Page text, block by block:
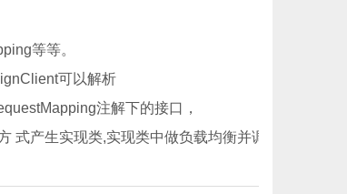
等等。
可以解析
注解下的接口，
式产生实现类,实现类中做负载均衡并调用其